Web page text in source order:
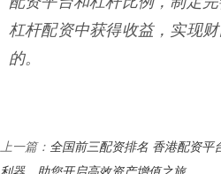
杠杆配资中获得收益，实现
的。
上一篇： 全国前三配资排名 香港配资平